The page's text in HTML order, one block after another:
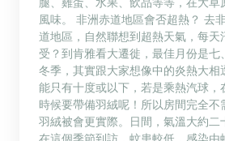
風味。 非洲赤道地區會否超熱？ 去
道地區，自然聯想到超熱天氣，每天
受？到肯雅看大遷徙，最佳月份是七
冬季，其實跟大家想像中的炎熱大相
能只有十度或以下，若是乘熱汽球，
時候要帶備羽絨呢！所以房間完全不
羽絨被會更實際。日間，氣溫大約二